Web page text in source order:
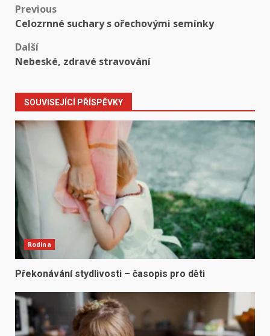
Post
navigation
Previous
Celozrnné suchary s ořechovými semínky
Další
Nebeské, zdravé stravování
SOUVISEJÍCÍ PŘÍSPĚVKY
Rodina
Překonávání stydlivosti – časopis pro děti